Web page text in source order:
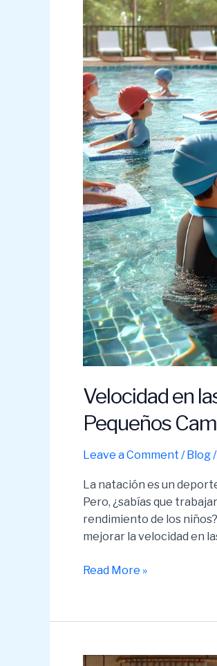
Velocidad en
Pequeños
Leave a Comment /Blog/
La natación es un
Pero, ¿sabías que
rendimiento de los
mejorar la velocidad en
Velocidad
Manos:
Divertidos
Read More »